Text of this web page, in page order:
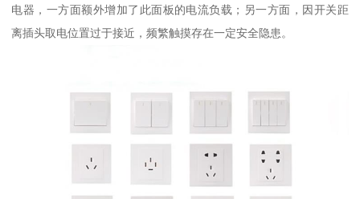
电器，一方面额外增加了此面板的电流负载；另一方面，因开关距
离插头取电位置过于接近，频繁触摸存在一定安全隐患。